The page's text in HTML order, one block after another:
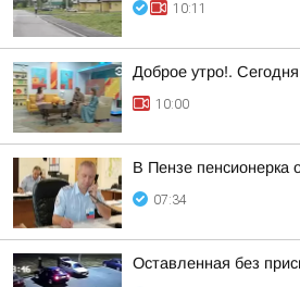
10:11
Доброе утро!.
10:00
В Пензе пенсионерка
07:34
Оставленная без